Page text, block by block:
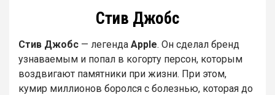
Стив Джобс
Стив Джобс — легенда Apple. Он сделал бренд
узнаваемым и попал в когорту персон, которым
воздвигают памятники при жизни. При этом,
кумир миллионов боролся с болезнью, которая до